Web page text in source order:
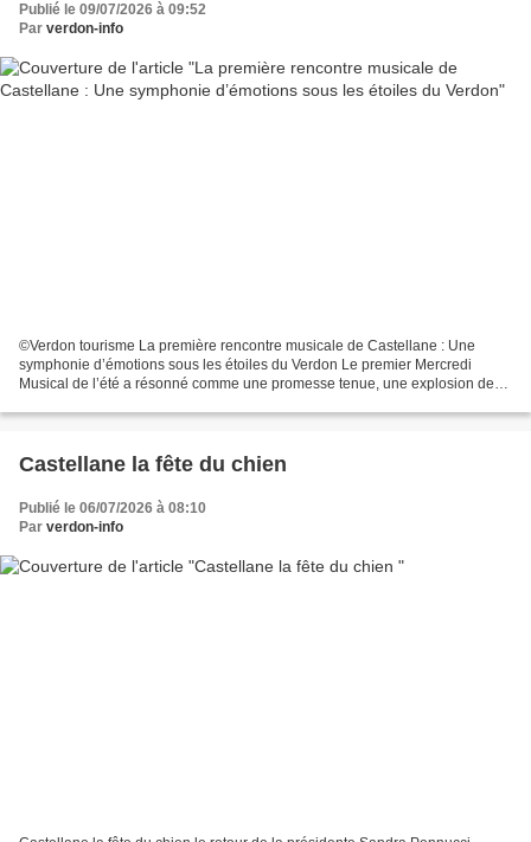
Publié le 09/07/2026 à 09:52
Par verdon-info
©Verdon tourisme La première rencontre musicale de Castellane : Une
symphonie d’émotions sous les étoiles du Verdon Le premier Mercredi
Musical de l’été a résonné comme une promesse tenue, une explosion de
Castellane la fête du chien
Publié le 06/07/2026 à 08:10
Par verdon-info